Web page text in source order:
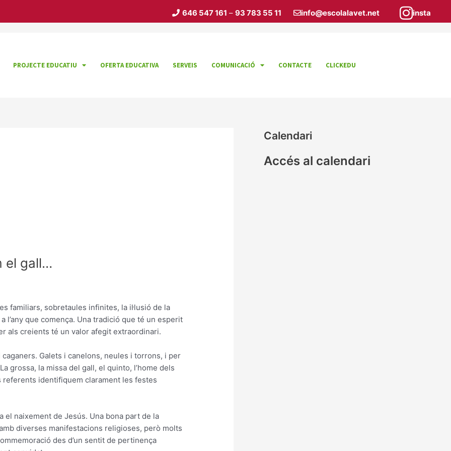
646 547 161 – 93 783 55 11 info@escolalavet.net insta
PROJECTE EDUCATIU OFERTA EDUCATIVA SERVEIS COMUNICACIÓ CONTACTE CLICKEDU
el gall…
familiars, sobretaules infinites, la il·lusió de la
l’any que comença. Una tradició que té un esperit
als creients té un valor afegit extraordinari.
Galets i canelons, neules i torrons, i per
grossa, la missa del gall, el quinto, l’home dels
referents identifiquem clarament les festes
el naixement de Jesús. Una bona part de la
diverses manifestacions religioses, però molts
des d’un sentit de pertinença
Calendari
Accés al calendari